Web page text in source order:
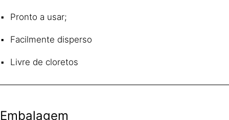
Pronto a usar;
Facilmente disperso
Livre de cloretos
Embalagem